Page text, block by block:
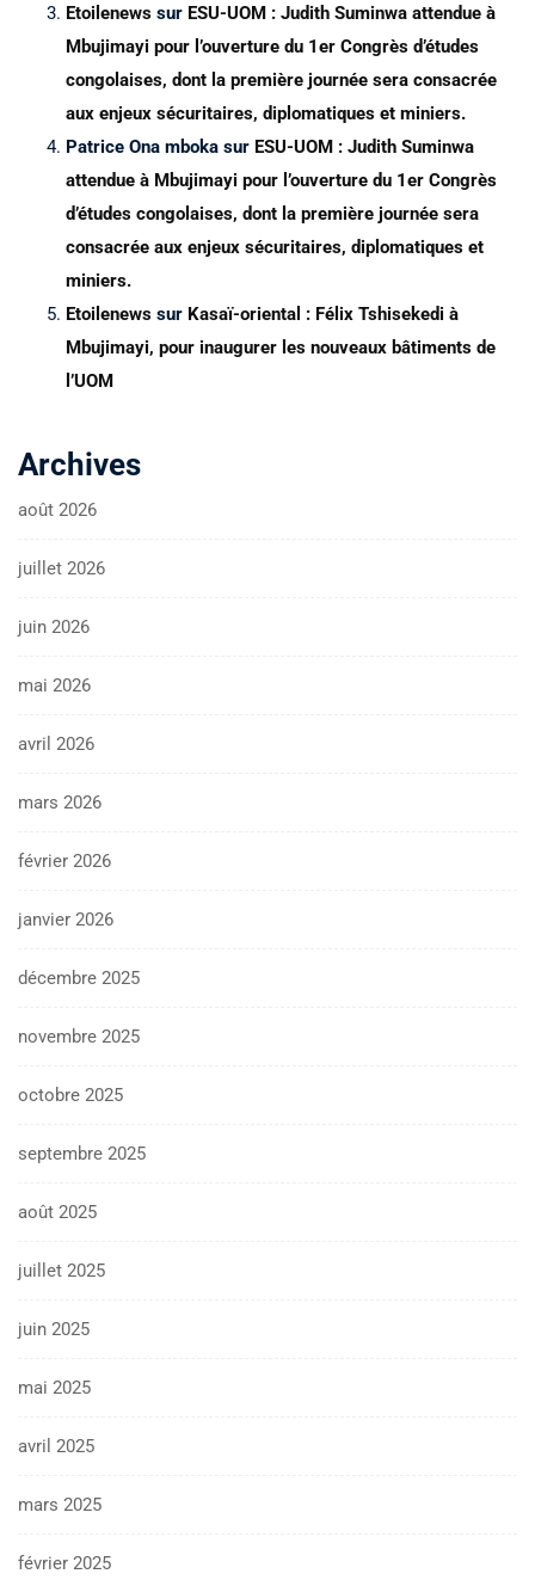
Etoilenews sur ESU-UOM : Judith Suminwa attendue à
Mbujimayi pour l’ouverture du 1er Congrès d’études
congolaises, dont la première journée sera consacrée
aux enjeux sécuritaires, diplomatiques et miniers.
Patrice Ona mboka sur ESU-UOM : Judith Suminwa
attendue à Mbujimayi pour l’ouverture du 1er Congrès
d’études congolaises, dont la première journée sera
consacrée aux enjeux sécuritaires, diplomatiques et
miniers.
Etoilenews sur Kasaï-oriental : Félix Tshisekedi à
Mbujimayi, pour inaugurer les nouveaux bâtiments de
l’UOM
Archives
août 2026
juillet 2026
juin 2026
mai 2026
avril 2026
mars 2026
février 2026
janvier 2026
décembre 2025
novembre 2025
octobre 2025
septembre 2025
août 2025
juillet 2025
juin 2025
mai 2025
avril 2025
mars 2025
février 2025